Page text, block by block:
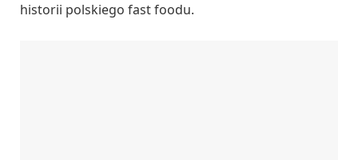
historii polskiego fast foodu.